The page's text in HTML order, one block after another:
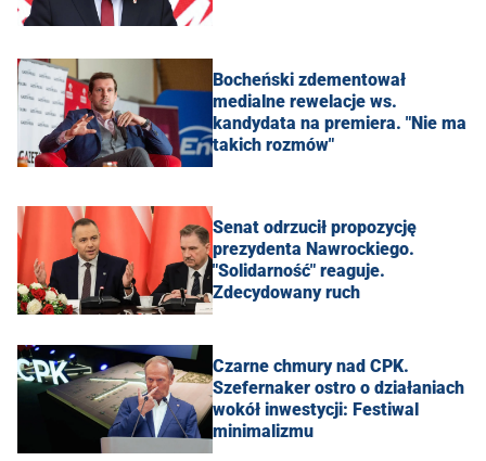
Bocheński zdementował
medialne rewelacje ws.
kandydata na premiera. "Nie ma
takich rozmów"
Senat odrzucił propozycję
prezydenta Nawrockiego.
"Solidarność" reaguje.
Zdecydowany ruch
Czarne chmury nad CPK.
Szefernaker ostro o działaniach
wokół inwestycji: Festiwal
minimalizmu